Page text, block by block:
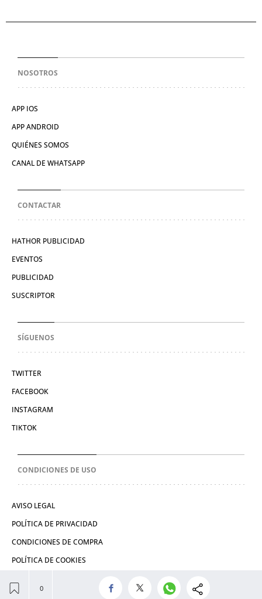
NOSOTROS
APP IOS
APP ANDROID
QUIÉNES SOMOS
CANAL DE WHATSAPP
CONTACTAR
HATHOR PUBLICIDAD
EVENTOS
PUBLICIDAD
SUSCRIPTOR
SÍGUENOS
TWITTER
FACEBOOK
INSTAGRAM
TIKTOK
CONDICIONES DE USO
AVISO LEGAL
POLÍTICA DE PRIVACIDAD
CONDICIONES DE COMPRA
POLÍTICA DE COOKIES